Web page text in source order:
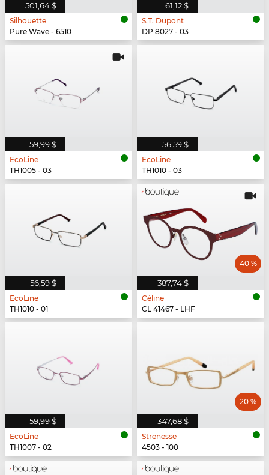
501,64 $
Silhouette
Pure Wave - 6510
61,12 $
S.T. Dupont
DP 8027 - 03
59,99 $
EcoLine
TH1005 - 03
56,59 $
EcoLine
TH1010 - 03
56,59 $
EcoLine
TH1010 - 01
387,74 $
40 %
Céline
CL 41467 - LHF
59,99 $
EcoLine
TH1007 - 02
347,68 $
20 %
Strenesse
4503 - 100